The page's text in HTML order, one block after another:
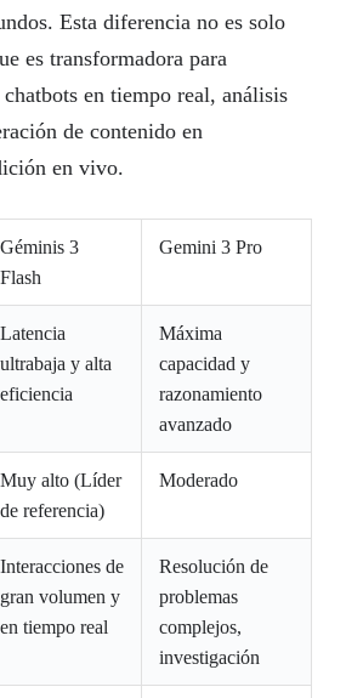
Esta diferencia no es solo
es transformadora para
en tiempo real, análisis
de contenido en
en vivo.
Géminis 3
Flash
Gemini 3 Pro
Latencia
ultrabaja y alta
eficiencia
Máxima
capacidad y
razonamiento
avanzado
Muy alto (Líder
de referencia)
Moderado
Interacciones de
gran volumen y
en tiempo real
Resolución de
problemas
complejos,
investigación